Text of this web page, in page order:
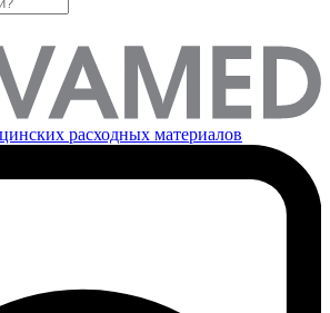
расходных материалов